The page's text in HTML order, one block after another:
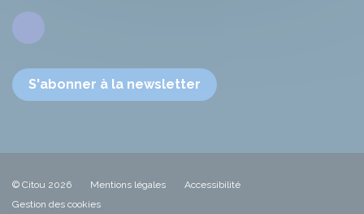
Facebook
S'abonner à la newsletter
© Citou 2026 Mentions légales
Accessibilité
Gestion des cookies